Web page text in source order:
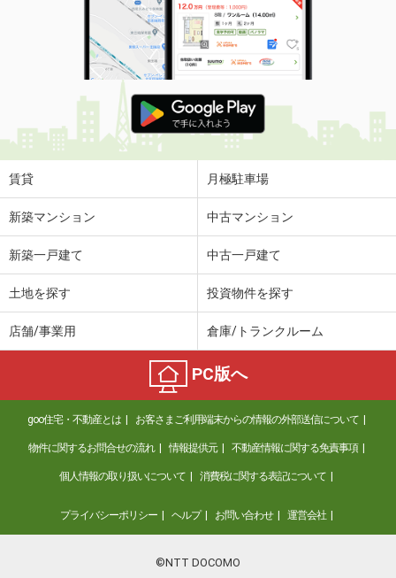
賃貸 月極駐車場
新築マンション 中古マンション
新築一戸建て 中古一戸建て
土地を探す 投資物件を探す
店舗/事業用 倉庫/トランクルーム
PC版へ
goo住宅・不動産とは お客さまご利用端末からの情報の外部送信について
物件に関するお問合せの流れ 情報提供元 不動産情報に関する免責事項
個人情報の取り扱いについて 消費税に関する表記について
プライバシーポリシー ヘルプ お問い合わせ 運営会社
©NTT DOCOMO